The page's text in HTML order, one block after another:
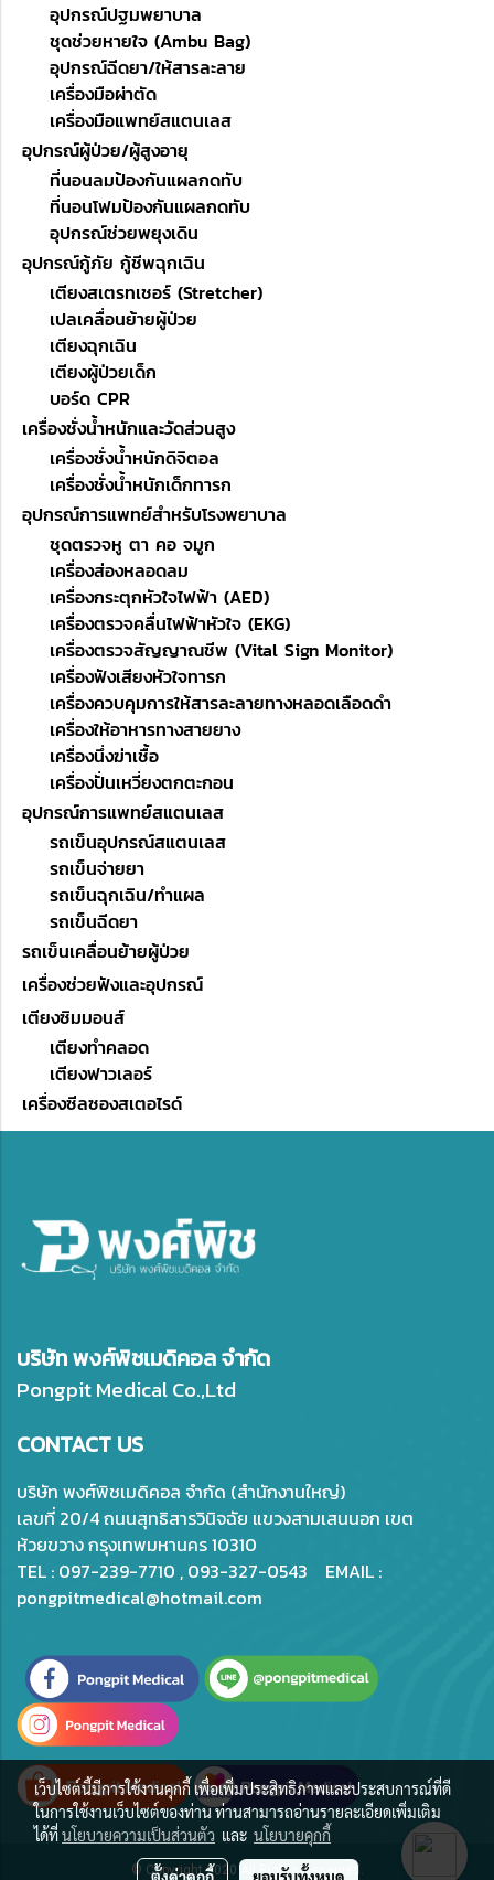
อุปกรณ์ปฐมพยาบาล
ชุดช่วยหายใจ (Ambu Bag)
อุปกรณ์ฉีดยา/ให้สารละลาย
เครื่องมือผ่าตัด
เครื่องมือแพทย์สแตนเลส
อุปกรณ์ผู้ป่วย/ผู้สูงอายุ
ที่นอนลมป้องกันแผลกดทับ
ที่นอนโฟมป้องกันแผลกดทับ
อุปกรณ์ช่วยพยุงเดิน
อุปกรณ์กู้ภัย กู้ชีพฉุกเฉิน
เตียงสเตรทเชอร์ (Stretcher)
เปลเคลื่อนย้ายผู้ป่วย
เตียงฉุกเฉิน
เตียงผู้ป่วยเด็ก
บอร์ด CPR
เครื่องชั่งน้ำหนักและวัดส่วนสูง
เครื่องชั่งน้ำหนักดิจิตอล
เครื่องชั่งน้ำหนักเด็กทารก
อุปกรณ์การแพทย์สำหรับโรงพยาบาล
ชุดตรวจหู ตา คอ จมูก
เครื่องส่องหลอดลม
เครื่องกระตุกหัวใจไฟฟ้า (AED)
เครื่องตรวจคลื่นไฟฟ้าหัวใจ (EKG)
เครื่องตรวจสัญญาณชีพ (Vital Sign Monitor)
เครื่องฟังเสียงหัวใจทารก
เครื่องควบคุมการให้สารละลายทางหลอดเลือดดำ
เครื่องให้อาหารทางสายยาง
เครื่องนึ่งฆ่าเชื้อ
เครื่องปั่นเหวี่ยงตกตะกอน
อุปกรณ์การแพทย์สแตนเลส
รถเข็นอุปกรณ์สแตนเลส
รถเข็นจ่ายยา
รถเข็นฉุกเฉิน/ทำแผล
รถเข็นฉีดยา
รถเข็นเคลื่อนย้ายผู้ป่วย
เครื่องช่วยฟังและอุปกรณ์
เตียงซิมมอนส์
เตียงทำคลอด
เตียงฟาวเลอร์
เครื่องซีลซองสเตอไรด์
บริษัท พงศ์พิชเมดิคอล จำกัด
Pongpit Medical Co.,Ltd
CONTACT US
บริษัท พงศ์พิชเมดิคอล จำกัด (สำนักงานใหญ่)
เลขที่ 20/4 ถนนสุทธิสารวินิจฉัย แขวงสามเสนนอก เขต
ห้วยขวาง กรุงเทพมหานคร 10310
TEL : 097-239-7710 , 093-327-0543 EMAIL :
pongpitmedical@hotmail.com
© Copyright 2020 All Rights Reserved.
เว็บไซต์นี้มีการใช้งานคุกกี้ เพื่อเพิ่มประสิทธิภาพและประสบการณ์ที่ดี
ในการใช้งานเว็บไซต์ของท่าน ท่านสามารถอ่านรายละเอียดเพิ่มเติม
ได้ที่นโยบายความเป็นส่วนตัว และ นโยบายคุกกี้